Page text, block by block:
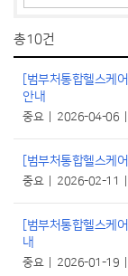
총10건
중요
[범부처통합헬스케
안내
2026-04-06
중요
[범부처통합헬스케
2026-02-11
중요
[범부처통합헬스케
내
2026-01-19